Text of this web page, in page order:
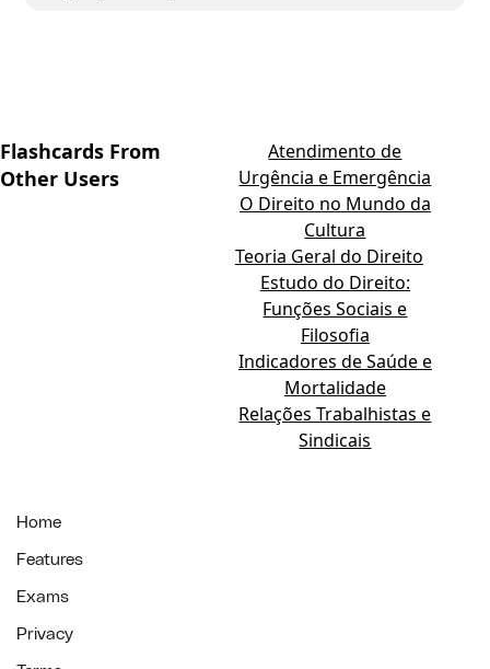
Flashcards From
Other Users
Atendimento de
Urgência e Emergência
O Direito no Mundo da
Cultura
Teoria Geral do Direito
Estudo do Direito:
Funções Sociais e
Filosofia
Indicadores de Saúde e
Mortalidade
Relações Trabalhistas e
Sindicais
Home
Features
Exams
Privacy